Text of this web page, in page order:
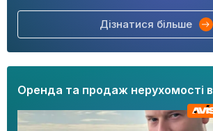
Дізнатися більше
Оренда та продаж нерухомості в